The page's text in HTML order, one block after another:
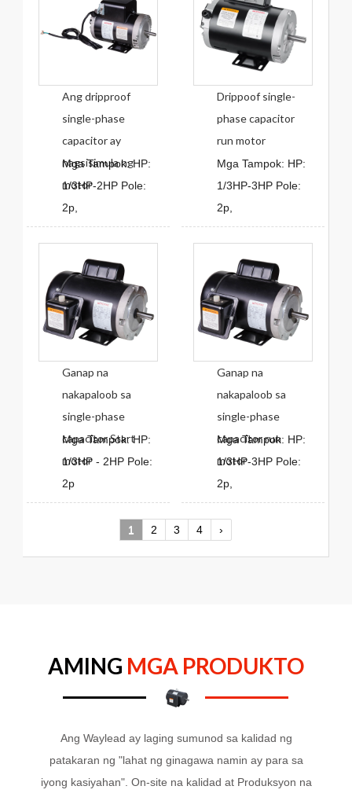
Ang dripproof
single-phase
capacitor ay
nagsisimula ng
motor
Mga Tampok: HP:
1/3HP-2HP Pole:
2p,
Drippoof single-
phase capacitor
run motor
Mga Tampok: HP:
1/3HP-3HP Pole:
2p,
Ganap na
nakapaloob sa
single-phase
capacitor Start
motor
Mga Tampok: HP:
1/3HP - 2HP Pole:
2p
Ganap na
nakapaloob sa
single-phase
capacitor run
motor
Mga Tampok: HP:
1/3HP-3HP Pole:
2p,
1 2 3 4 ›
AMING MGA PRODUKTO
Ang Waylead ay laging sumunod sa kalidad ng
patakaran ng "lahat ng ginagawa namin ay para sa
iyong kasiyahan". On-site na kalidad at Produksyon na